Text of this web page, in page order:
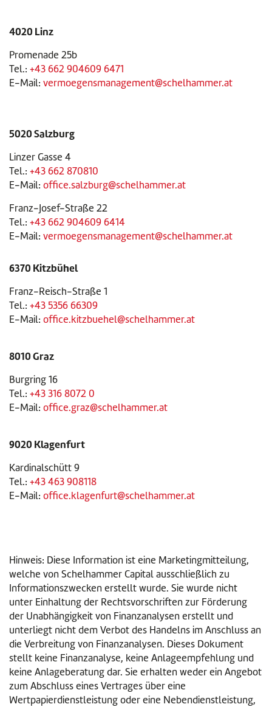
4020 Linz
Promenade 25b
Tel.: +43 662 904609 6471
E-Mail: vermoegensmanagement@schelhammer.at
5020 Salzburg
Linzer Gasse 4
Tel.: +43 662 870810
E-Mail: office.salzburg@schelhammer.at
Franz-Josef-Straße 22
Tel.: +43 662 904609 6414
E-Mail: vermoegensmanagement@schelhammer.at
6370 Kitzbühel
Franz-Reisch-Straße 1
Tel.: +43 5356 66309
E-Mail: office.kitzbuehel@schelhammer.at
8010 Graz
Burgring 16
Tel.: +43 316 8072 0
E-Mail: office.graz@schelhammer.at
9020 Klagenfurt
Kardinalschütt 9
Tel.: +43 463 908118
E-Mail: office.klagenfurt@schelhammer.at
Hinweis: Diese Information ist eine Marketingmitteilung,
welche von Schelhammer Capital ausschließlich zu
Informationszwecken erstellt wurde. Sie wurde nicht
unter Einhaltung der Rechtsvorschriften zur Förderung
der Unabhängigkeit von Finanzanalysen erstellt und
unterliegt nicht dem Verbot des Handelns im Anschluss an
die Verbreitung von Finanzanalysen. Dieses Dokument
stellt keine Finanzanalyse, keine Anlageempfehlung und
keine Anlageberatung dar. Sie erhalten weder ein Angebot
zum Abschluss eines Vertrages über eine
Wertpapierdienstleistung oder eine Nebendienstleistung,